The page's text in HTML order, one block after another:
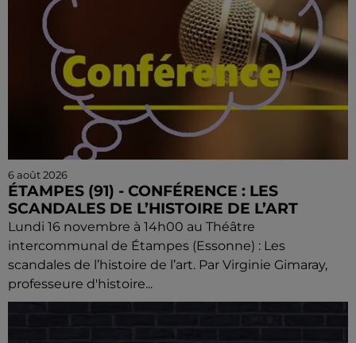
6 août 2026
ÉTAMPES (91) - CONFÉRENCE : LES
SCANDALES DE L’HISTOIRE DE L’ART
Lundi 16 novembre à 14h00 au Théâtre
intercommunal de Étampes (Essonne) : Les
scandales de l’histoire de l’art. Par Virginie Gimaray,
professeure d'histoire...